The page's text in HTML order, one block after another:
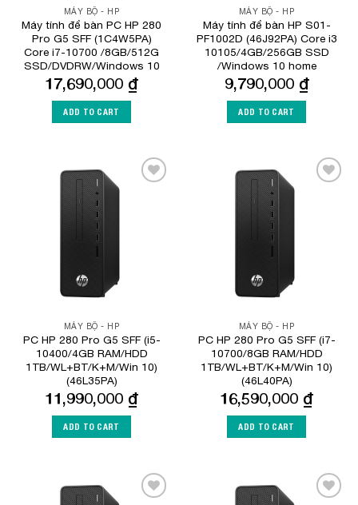
MÁY BỘ - HP
Máy tính để bàn PC HP 280
Pro G5 SFF (1C4W5PA)
Core i7-10700 /8GB/512G
SSD/DVDRW/Windows 10
17,690,000 ₫
ADD TO CART
MÁY BỘ - HP
Máy tính để bàn HP S01-
PF1002D (46J92PA) Core i3
10105/4GB/256GB SSD
/Windows 10 home
9,790,000 ₫
ADD TO CART
MÁY BỘ - HP
PC HP 280 Pro G5 SFF (i5-
10400/4GB RAM/HDD
1TB/WL+BT/K+M/Win 10)
(46L35PA)
11,990,000 ₫
ADD TO CART
MÁY BỘ - HP
PC HP 280 Pro G5 SFF (i7-
10700/8GB RAM/HDD
1TB/WL+BT/K+M/Win 10)
(46L40PA)
16,590,000 ₫
ADD TO CART